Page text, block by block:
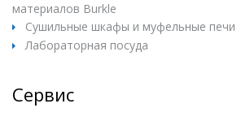
материалов Burkle
Сушильные шкафы и муфельные печи
Лабораторная посуда
Сервис